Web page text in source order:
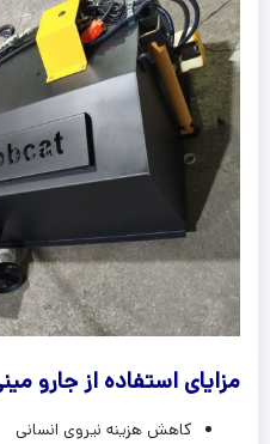
مزایای استفاده از جارو
کاهش هزینه نیروی انسانی